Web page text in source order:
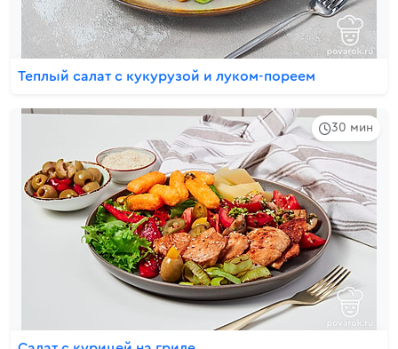
Теплый салат с кукурузой и луком-пореем
30 мин